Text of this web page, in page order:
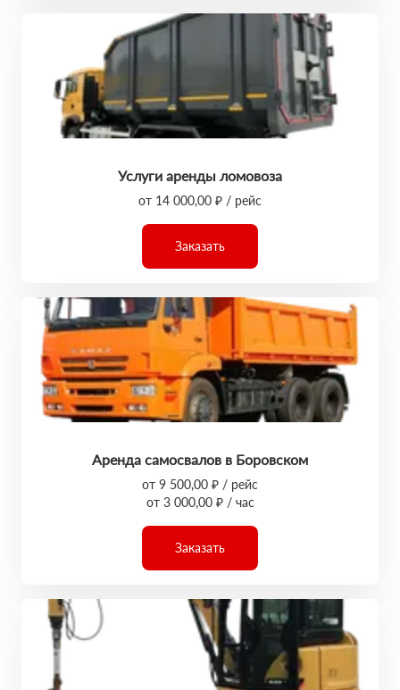
Услуги аренды ломовоза
от 14 000,00 ₽ / рейс
Заказать
Аренда самосвалов в Боровском
от 9 500,00 ₽ / рейс
от 3 000,00 ₽ / час
Заказать